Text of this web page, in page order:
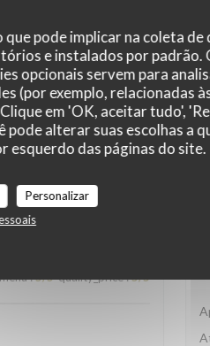
pode implicar na coleta de
e instalados por padrão.
opcionais servem para
(por exemplo, relacionadas
em 'OK, aceitar tudo',
alterar suas escolhas a
esquerdo das páginas do site.
Personalizar
menu:5/5 quality_price:5/5